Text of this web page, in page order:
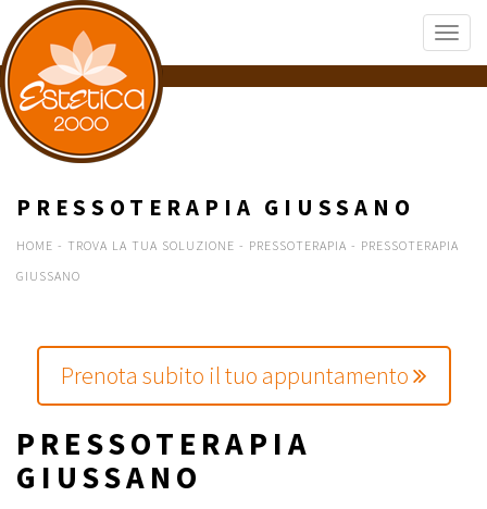
PRESSOTERAPIA GIUSSANO
HOME - TROVA LA TUA SOLUZIONE - PRESSOTERAPIA - PRESSOTERAPIA
GIUSSANO
Prenota subito il tuo appuntamento
PRESSOTERAPIA
GIUSSANO